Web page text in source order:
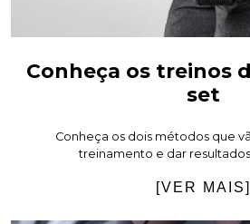
Conheça os treinos
set
Conheça os dois métodos que
treinamento e dar
[VER MAIS]